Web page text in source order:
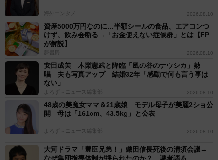
海外エンタメ 2026.08.10
資産5000万円なのに…半額シールの食品、エアコンつ
けず、飲み会断る→「お金使えない症候群」とは【FP
が解説】
夢書房 2026.08.10
安田成美 木梨憲武と降臨「風の谷のナウシカ」熱
唱 夫も写真アップ 結婚32年「感動で何も言う事は
ない」
よろず～ニュース編集部 2026.08.10
48歳の美魔女ママ＆21歳娘 モデル母子が美麗2ショ公
開 母は「161cm、43.5kg」と公表
よろず～ニュース編集部 2026.08.10
大河ドラマ「豊臣兄弟！」織田信長死後の清須会議→
なぜ集団指導体制が採られたのか？ 識者語る